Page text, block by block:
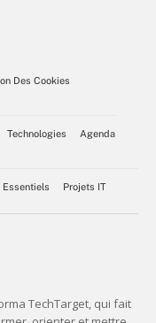
Des Cookies
Technologies
Agenda
Essentiels Projets IT